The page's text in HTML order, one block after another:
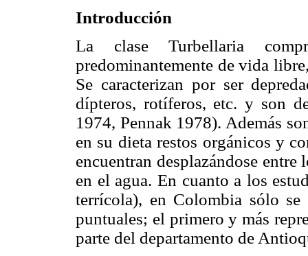
Introducción
La clase Turbellaria
predominantemente de vida
Se caracterizan por ser
dípteros, rotíferos, etc. y son
1974, Pennak 1978). Además
en su dieta restos orgánicos y
encuentran desplazándose
en el agua. En cuanto a los
terrícola), en Colombia sólo se
puntuales; el primero y más
parte del departamento de